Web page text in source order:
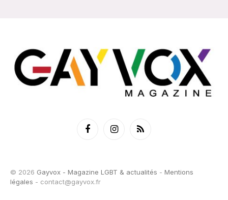
FacebookInstagramRSS
© 2026 Gayvox - Magazine LGBT & actualités - Mentions
légales - contact@gayvox.fr